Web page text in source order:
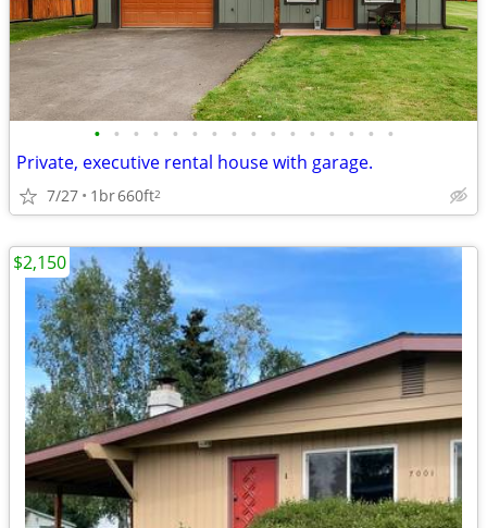
• • • • • • • • • • • • • • • •
Private, executive rental house with garage.
7/27 1br660ft2
$2,150